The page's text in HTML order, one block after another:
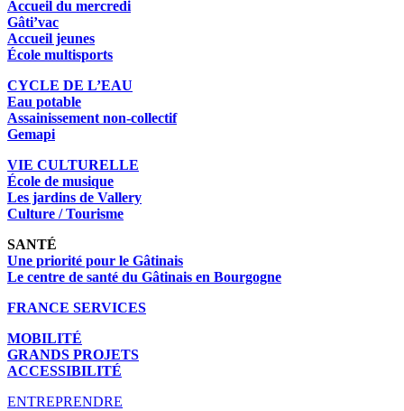
Accueil du mercredi
Gâti’vac
Accueil jeunes
École multisports
CYCLE DE L’EAU
Eau potable
Assainissement non-collectif
Gemapi
VIE CULTURELLE
École de musique
Les jardins de Vallery
Culture / Tourisme
SANTÉ
Une priorité pour le Gâtinais
Le centre de santé du Gâtinais en Bourgogne
FRANCE SERVICES
MOBILITÉ
GRANDS PROJETS
ACCESSIBILITÉ
ENTREPRENDRE